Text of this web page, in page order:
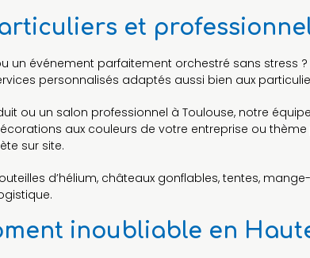
et
un événement parfaitement orchestré sans stress ?
personnalisés adaptés aussi bien aux
ou un salon professionnel à Toulouse, notre
aux couleurs de votre entreprise ou
sur site.
d’hélium, châteaux gonflables, tentes,
inoubliable en